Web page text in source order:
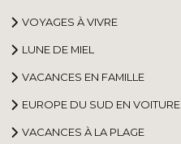
VOYAGES À VIVRE
LUNE DE MIEL
VACANCES EN FAMILLE
EUROPE DU SUD EN VOITURE
VACANCES À LA PLAGE